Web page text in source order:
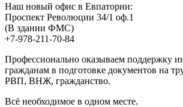
Наш новый офис в Евпатории:
Проспект Революции 34/1 оф.1
(В здании ФМС)
+7-978-211-70-84
Профессионально оказываем поддержку
гражданам в подготовке документов на
РВП, ВНЖ, гражданство.
Всё необходимое в одном месте.